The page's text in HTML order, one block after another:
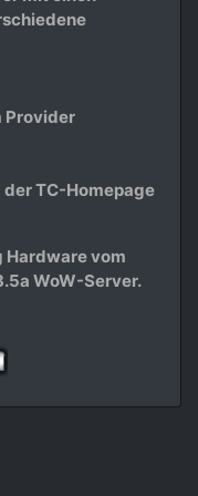
Provider
TC-Homepage
Hardware vom
WoW-Server.